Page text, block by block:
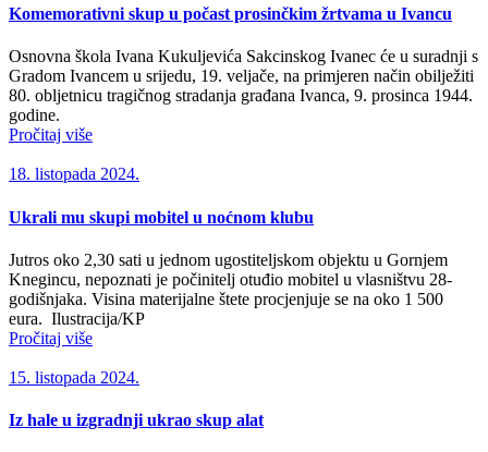
Komemorativni skup u počast prosinčkim žrtvama u Ivancu
Osnovna škola Ivana Kukuljevića Sakcinskog Ivanec će u suradnji s
Gradom Ivancem u srijedu, 19. veljače, na primjeren način obilježiti
80. obljetnicu tragičnog stradanja građana Ivanca, 9. prosinca 1944.
godine.
Pročitaj više
18. listopada 2024.
Ukrali mu skupi mobitel u noćnom klubu
Jutros oko 2,30 sati u jednom ugostiteljskom objektu u Gornjem
Knegincu, nepoznati je počinitelj otuđio mobitel u vlasništvu 28-
godišnjaka. Visina materijalne štete procjenjuje se na oko 1 500
eura. Ilustracija/KP
Pročitaj više
15. listopada 2024.
Iz hale u izgradnji ukrao skup alat